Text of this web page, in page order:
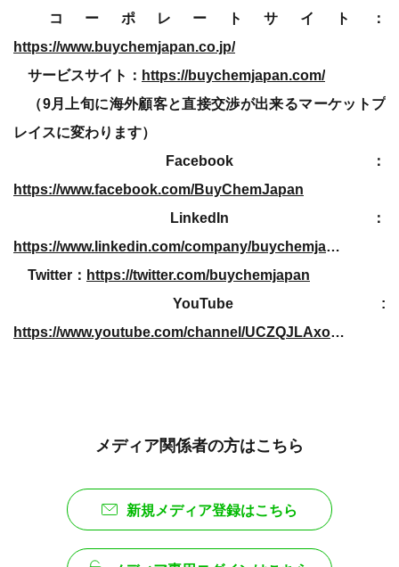
コーポレートサイト：
https://www.buychemjapan.co.jp/
サービスサイト： https://buychemjapan.com/
（9月上旬に海外顧客と直接交渉が出来るマーケットプ
レイスに変わります）
Facebook：
https://www.facebook.com/BuyChemJapan
LinkedIn：
https://www.linkedin.com/company/buychemjapan
Twitter： https://twitter.com/buychemjapan
YouTube :
https://www.youtube.com/channel/UCZQJLAxokdnl1SSNvievzSQ
メディア関係者の方はこちら
新規メディア登録はこちら